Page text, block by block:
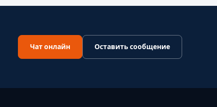
Чат онлайн Оставить сообщение